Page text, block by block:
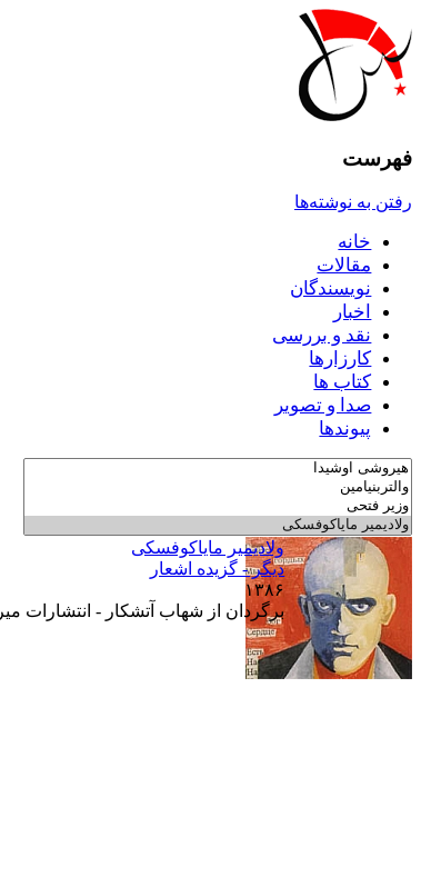
فهرست
رفتن به نوشته‌ها
خانه
مقالات
نويسندگان
اخبار
نقد و بررسى
کارزارها
کتاب ها
صدا و تصوير
پيوندها
ولاديمير ماياکوفسکی
ديگر - گزيده اشعار
۱۳۸۶
برگردان از شهاب آتشکار - انتشارات میر